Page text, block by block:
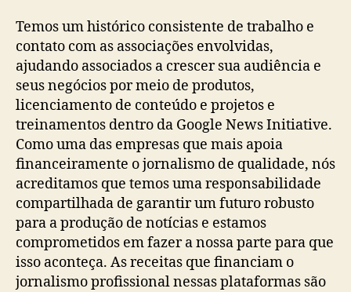
Temos um histórico consistente de trabalho e
contato com as associações envolvidas,
ajudando associados a crescer sua audiência e
seus negócios por meio de produtos,
licenciamento de conteúdo e projetos e
treinamentos dentro da Google News Initiative.
Como uma das empresas que mais apoia
financeiramente o jornalismo de qualidade, nós
acreditamos que temos uma responsabilidade
compartilhada de garantir um futuro robusto
para a produção de notícias e estamos
comprometidos em fazer a nossa parte para que
isso aconteça. As receitas que financiam o
jornalismo profissional nessas plataformas são